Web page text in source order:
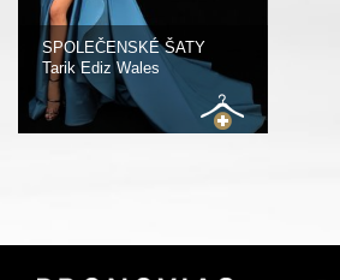
SPOLEČENSKÉ ŠATY
Tarik Ediz Wales